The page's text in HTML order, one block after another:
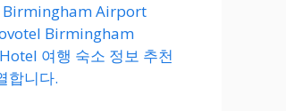
Birmingham Airport
Birmingham
여행 숙소 정보 추천
합니다.